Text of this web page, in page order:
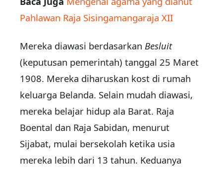
Pahlawan Raja Sisingamangaraja XII
Mereka diawasi berdasarkan Besluit
(keputusan pemerintah) tanggal 25 Maret
1908. Mereka diharuskan kost di rumah
keluarga Belanda. Selain mudah diawasi,
mereka belajar hidup ala Barat. Raja
Boental dan Raja Sabidan, menurut
Sijabat, mulai bersekolah ketika usia
mereka lebih dari 13 tahun. Keduanya